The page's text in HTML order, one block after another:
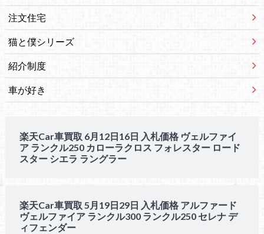
注文住宅
猫と僕シリーズ
紹介制度
車が好き
楽天Car車買取 6月12日16日 入札価格 ヴェルファイ
ア ランクル250 カローラクロス フォレスター ロード
スター シエラ ラングラー
楽天Car車買取 5月19日29日 入札価格 アルファード
ヴェルファイア ランクル300 ランクル250 セレナ デ
ィフェンダー